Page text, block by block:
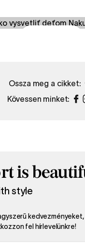
Ossza meg a cikket:
Kövessen minket:
is
style
fel hírlevelünkre!